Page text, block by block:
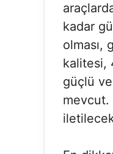
kadar
olması,
kalitesi,
güçlü
mevcut.